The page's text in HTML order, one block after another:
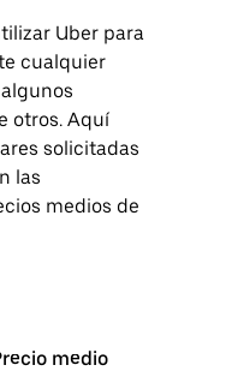
Uber para
cualquier
otros. Aquí
solicitadas
las
medios de
medio